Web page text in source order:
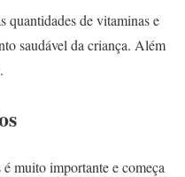
quantidades de vitaminas e
saudável da criança. Além
muito importante e começa